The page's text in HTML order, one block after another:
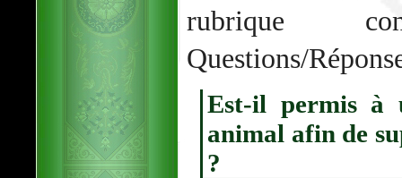
rubrique
Questions/
Est-il permis à
animal afin de
?